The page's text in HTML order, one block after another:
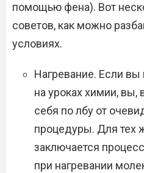
помощью фена). Вот
советов, как можно
условиях.
Нагревание. Если
на уроках химии, вы,
себя по лбу от
процедуры. Для тех
заключается
при нагревании